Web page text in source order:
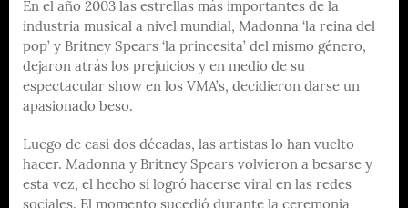
En el año 2003 las estrellas más importantes de la
industria musical a nivel mundial, Madonna ‘la reina del
pop’ y Britney Spears ‘la princesita’ del mismo género,
dejaron atrás los prejuicios y en medio de su
espectacular show en los VMA’s, decidieron darse un
apasionado beso.
Luego de casi dos décadas, las artistas lo han vuelto
hacer. Madonna y Britney Spears volvieron a besarse y
esta vez, el hecho sí logró hacerse viral en las redes